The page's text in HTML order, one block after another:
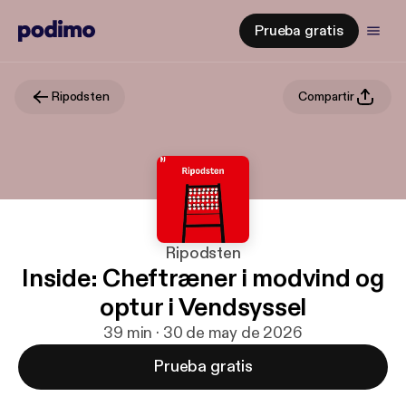
Prueba gratis
Ripodsten Compartir
Ripodsten
Inside: Cheftræner i modvind og
optur i Vendsyssel
39 min · 30 de may de 2026
Prueba gratis